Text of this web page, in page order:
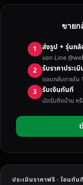
รั
อ
ก
ล้
อ
ง
มื
น
น
ขายก
1 ส่งรูป + รุ่นกล้
แชท Line
2 รับราคาประเมิ
ตอบกลับภายใน
3 รับเงินทันที
นัดรับถึงบ้าน ห
ประเมินราคาฟรี · โอนทันที